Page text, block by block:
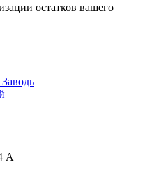
остатков вашего
А